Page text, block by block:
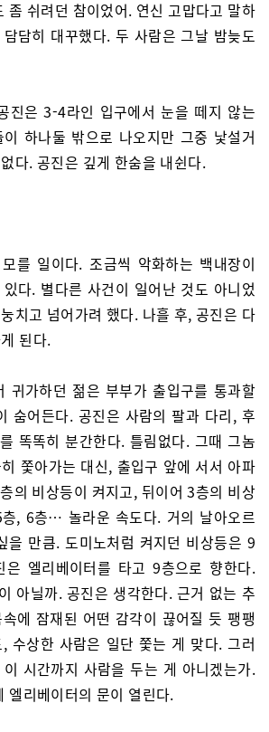
좀 쉬려던 참이었어. 연신 고맙다고 말하
담히 대꾸했다. 두 사람은 그날 밤늦도
진은 3-4라인 입구에서 눈을 떼지 않는
하나둘 밖으로 나오지만 그중 낯설거
다. 공진은 깊게 한숨을 내쉰다.
를 일이다. 조금씩 악화하는 백내장이
다. 별다른 사건이 일어난 것도 아니었
치고 넘어가려 했다. 나흘 후, 공진은 다
된다.
귀가하던 젊은 부부가 출입구를 통과할
숨어든다. 공진은 사람의 팔과 다리, 후
똑똑히 분간한다. 틀림없다. 그때 그놈
쫓아가는 대신, 출입구 앞에 서서 아파
의 비상등이 켜지고, 뒤이어 3층의 비상
, 6층… 놀라운 속도다. 거의 날아오르
을 만큼. 도미노처럼 켜지던 비상등은 9
은 엘리베이터를 타고 9층으로 향한다.
아닐까. 공진은 생각한다. 근거 없는 추
에 잠재된 어떤 감각이 끊어질 듯 팽팽
수상한 사람은 일단 쫓는 게 맞다. 그러
시간까지 사람을 두는 게 아니겠는가.
엘리베이터의 문이 열린다.